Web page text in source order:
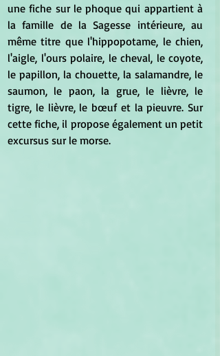
une fiche sur le phoque qui appartient à
la famille de la Sagesse intérieure, au
même titre que l'hippopotame, le chien,
l'aigle, l'ours polaire, le cheval, le coyote,
le papillon, la chouette, la salamandre, le
saumon, le paon, la grue, le lièvre, le
tigre, le lièvre, le bœuf et la pieuvre. Sur
cette fiche, il propose également un petit
excursus sur le morse.